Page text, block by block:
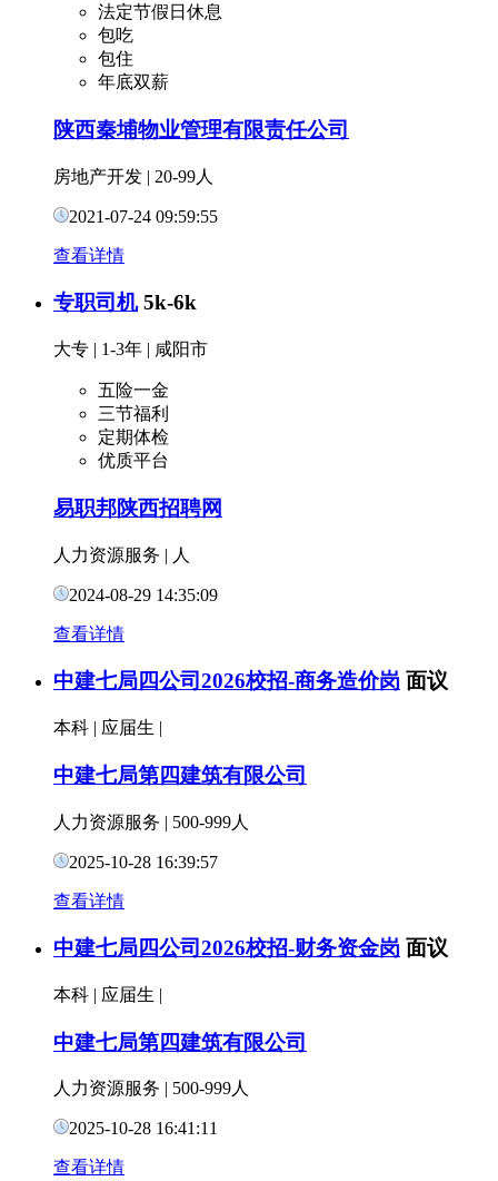
法定节假日休息
包吃
包住
年底双薪
陕西秦埔物业管理有限责任公司
房地产开发 | 20-99人
2021-07-24 09:59:55
查看详情
专职司机 5k-6k
大专 | 1-3年 | 咸阳市
五险一金
三节福利
定期体检
优质平台
易职邦陕西招聘网
人力资源服务 | 人
2024-08-29 14:35:09
查看详情
中建七局四公司2026校招-商务造价岗 面议
本科 | 应届生 |
中建七局第四建筑有限公司
人力资源服务 | 500-999人
2025-10-28 16:39:57
查看详情
中建七局四公司2026校招-财务资金岗 面议
本科 | 应届生 |
中建七局第四建筑有限公司
人力资源服务 | 500-999人
2025-10-28 16:41:11
查看详情